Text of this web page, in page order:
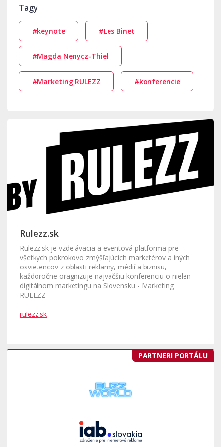
Tagy
#keynote #Les Binet
#Magda Nenycz-Thiel
#Marketing RULEZZ #konferencie
Rulezz.sk
Rulezz.sk je vzdelávacia a eventová platforma pre
všetkych pokrokovo zmýšľajúcich marketérov a iných
osvietencov z oblasti reklamy, médií a biznisu,
každoročne oragnizuje najväčšiu konferenciu o nielen
digitálnom marketingu na Slovensku - Marketing
RULEZZ
rulezz.sk
PARTNERI PORTÁLU